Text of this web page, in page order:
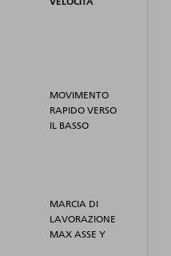
MOVIMENTO
RAPIDO VERSO
IL BASSO
MARCIA DI
LAVORAZIONE
MAX ASSE Y